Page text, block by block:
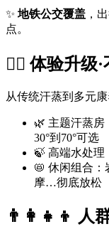
✨ 地铁公交覆盖 ，
点。
💆‍♀️ 体验升级
从传统汗蒸到多元
🌿 主题汗蒸
30°到70°可选
🍃 高端水处理
📛 休闲组合：
摩…彻底放松
👨‍👩‍👧‍👦 人